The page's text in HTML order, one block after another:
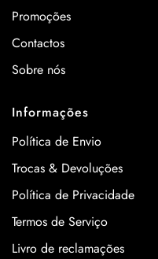
Promoções
Contactos
Sobre nós
Informações
Política de Envio
Trocas & Devoluções
Política de Privacidade
Termos de Serviço
Livro de reclamações